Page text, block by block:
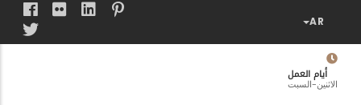
المحتوى
الرئيسيأيام العمل
الاثنين-السبت